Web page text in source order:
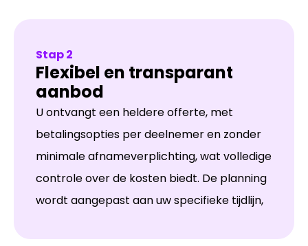
Stap 2
Flexibel en transparant
aanbod
U ontvangt een heldere offerte, met
betalingsopties per deelnemer en zonder
minimale afnameverplichting, wat volledige
controle over de kosten biedt. De planning
wordt aangepast aan uw specifieke tijdlijn,